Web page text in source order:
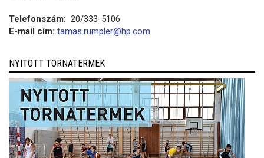
Telefonszám: 20/333-5106
E-mail cím: tamas.rumpler@hp.com
NYITOTT TORNATERMEK